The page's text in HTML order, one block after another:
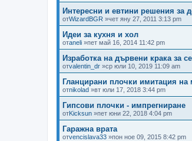
Интересни и евтини решения за
отWizardBGR »чет яну 27, 2011 3:13 pm
Идеи за кухня и хол
отaneli »пет май 16, 2014 11:42 pm
Изработка на дървени крака за
отvalentin_dr »ср юли 10, 2019 11:09 am
Гланцирани плочки имитация
отnikolad »вт юли 17, 2018 3:44 pm
Гипсови плочки - импрегниране
отKicksun »пет юни 22, 2018 4:04 pm
Гаражна врата
отvencislava33 »пон ное 09, 2015 8:42 pm